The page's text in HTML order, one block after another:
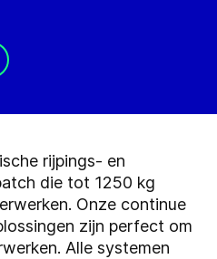
rijpings- en
die tot 1250 kg
Onze continue
zijn perfect om
Alle systemen